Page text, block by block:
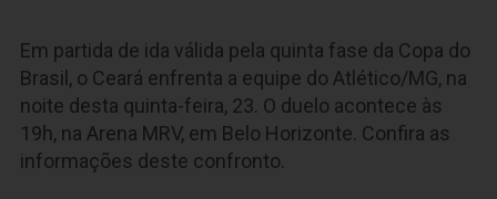
Em partida de ida válida pela quinta fase da Copa do
Brasil, o Ceará enfrenta a equipe do Atlético/MG, na
noite desta quinta-feira, 23. O duelo acontece às
19h, na Arena MRV, em Belo Horizonte. Confira as
informações deste confronto.